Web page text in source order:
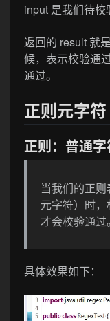
input 是我们待校
返回的 result 就
候，表示校验通
通过。
正则元字符
正则：普通字
当我们的正
元字符）时，
才会校验通过。
具体效果如下：